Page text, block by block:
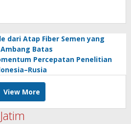
dari Atap Fiber Semen yang
Batas
Percepatan Penelitian
View More